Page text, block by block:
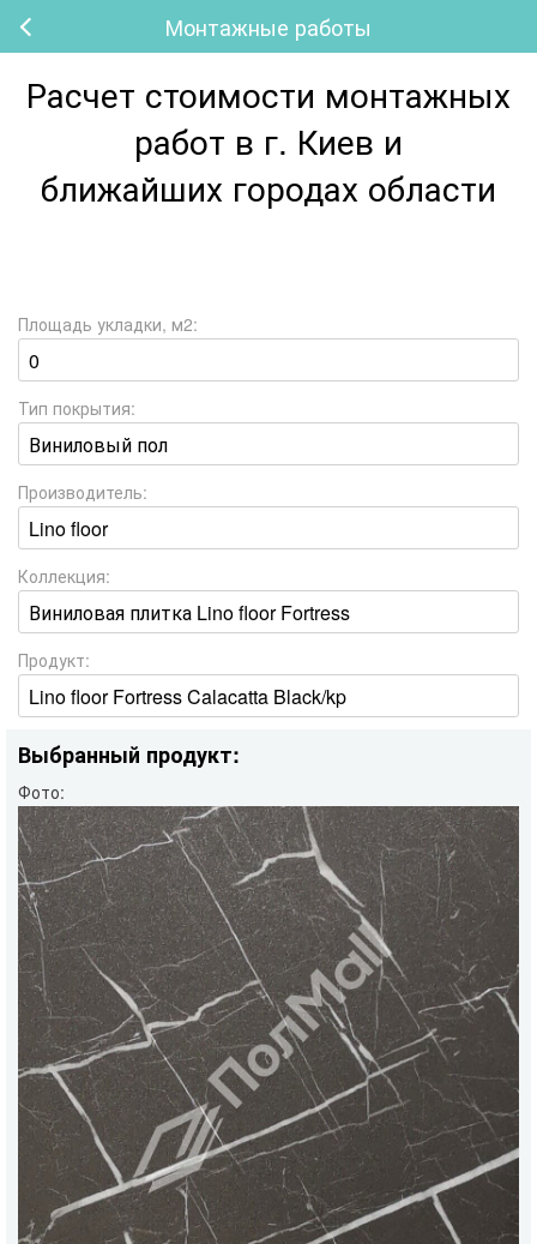
Расчет стоимости монтажных
работ в г. Киев и
ближайших городах области
Площадь укладки, м2:
Тип покрытия:
Производитель:
Коллекция:
Продукт:
Выбранный продукт:
Фото:
Монтажные работы